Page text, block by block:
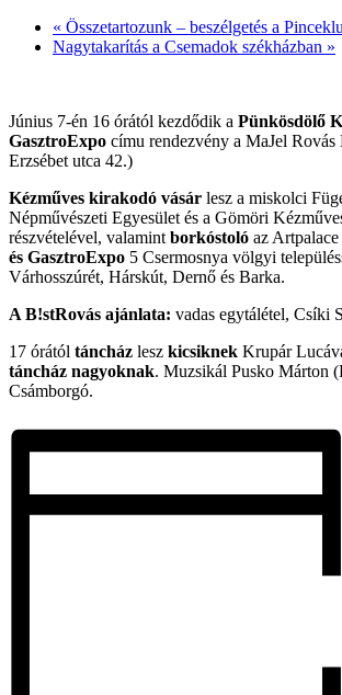
« Összetartozunk – beszélgetés a
Nagytakarítás a Csemadok székházban »
Június 7-én 16 órától kezdődik a Pünkösdölő
GasztroExpo címu rendezvény a MaJel Rovás
Erzsébet utca 42.)
Kézműves kirakodó vásár lesz a miskolci
Népművészeti Egyesület és a Gömöri
részvételével, valamint borkóstoló az
és GasztroExpo 5 Csermosnya völgyi
Várhosszúrét, Hárskút, Dernő és Barka.
A B!stRovás ajánlata: vadas egytálétel, Csíki
17 órától táncház lesz kicsiknek Krupár
táncház nagyoknak. Muzsikál Pusko Márton
Csámborgó.